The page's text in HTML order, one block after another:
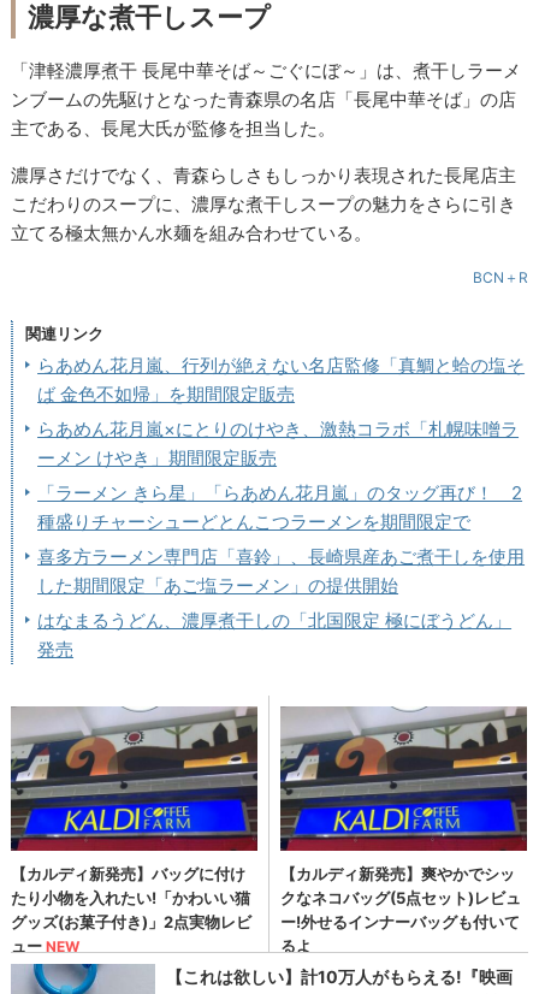
濃厚な煮干しスープ
「津軽濃厚煮干 長尾中華そば～ごぐにぼ～」は、煮干しラーメ
ンブームの先駆けとなった青森県の名店「長尾中華そば」の店
主である、長尾大氏が監修を担当した。
濃厚さだけでなく、青森らしさもしっかり表現された長尾店主
こだわりのスープに、濃厚な煮干しスープの魅力をさらに引き
立てる極太無かん水麺を組み合わせている。
BCN＋R
関連リンク
らあめん花月嵐、行列が絶えない名店監修「真鯛と蛤の塩そ
ば 金色不如帰」を期間限定販売
らあめん花月嵐×にとりのけやき、激熱コラボ「札幌味噌ラ
ーメン けやき」期間限定販売
「ラーメン きら星」「らあめん花月嵐」のタッグ再び！ 2
種盛りチャーシューどとんこつラーメンを期間限定で
喜多方ラーメン専門店「喜鈴」、長崎県産あご煮干しを使用
した期間限定「あご塩ラーメン」の提供開始
はなまるうどん、濃厚煮干しの「北国限定 極にぼうどん」
発売